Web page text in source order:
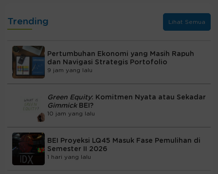
Trending Lihat Semua
Pertumbuhan Ekonomi yang Masih Rapuh
dan Navigasi Strategis Portofolio
9 jam yang lalu
Green Equity: Komitmen Nyata atau Sekadar
Gimmick BEI?
10 jam yang lalu
BEI Proyeksi LQ45 Masuk Fase Pemulihan di
Semester II 2026
1 hari yang lalu